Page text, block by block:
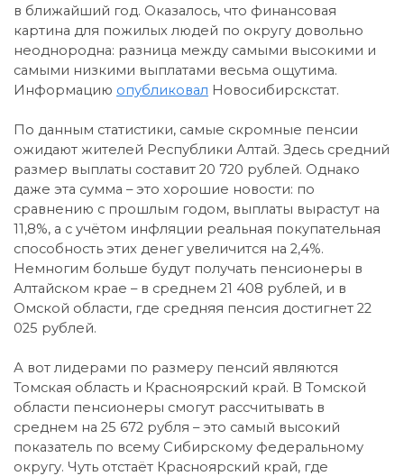
в ближайший год. Оказалось, что финансовая
картина для пожилых людей по округу довольно
неоднородна: разница между самыми высокими и
самыми низкими выплатами весьма ощутима.
Информацию опубликовал Новосибирскстат.
По данным статистики, самые скромные пенсии
ожидают жителей Республики Алтай. Здесь средний
размер выплаты составит 20 720 рублей. Однако
даже эта сумма – это хорошие новости: по
сравнению с прошлым годом, выплаты вырастут на
11,8%, а с учётом инфляции реальная покупательная
способность этих денег увеличится на 2,4%.
Немногим больше будут получать пенсионеры в
Алтайском крае – в среднем 21 408 рублей, и в
Омской области, где средняя пенсия достигнет 22
025 рублей.
А вот лидерами по размеру пенсий являются
Томская область и Красноярский край. В Томской
области пенсионеры смогут рассчитывать в
среднем на 25 672 рубля – это самый высокий
показатель по всему Сибирскому федеральному
округу. Чуть отстаёт Красноярский край, где